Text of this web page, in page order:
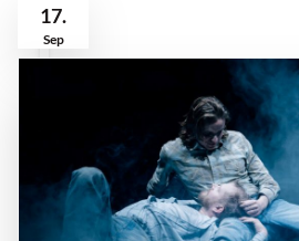
17.
Sep